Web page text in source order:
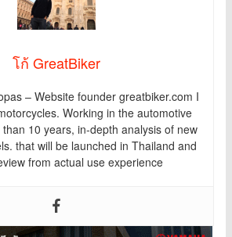
โก้ GreatBiker
– Website founder greatbiker.com I
Working in the automotive
10 years, in-depth analysis of new
that will be launched in Thailand and
from actual use experience